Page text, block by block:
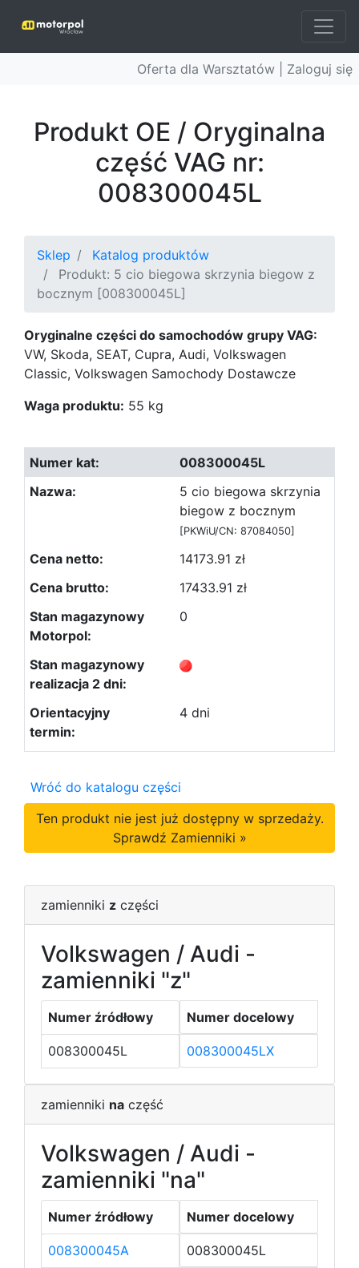
Oferta dla Warsztatów | Zaloguj się
Produkt OE / Oryginalna
część VAG nr:
008300045L
Sklep
Katalog produktów
Produkt: 5 cio biegowa skrzynia biegow z
bocznym [008300045L]
Oryginalne części do samochodów grupy VAG:
VW, Skoda, SEAT, Cupra, Audi, Volkswagen
Classic, Volkswagen Samochody Dostawcze
Waga produktu: 55 kg
008300045L
5 cio biegowa skrzynia
biegow z bocznym
[PKWiU/CN: 87084050]
14173.91 zł
17433.91 zł
0
4 dni
Wróć do katalogu części
Ten produkt nie jest już dostępny w sprzedaży.
Sprawdź Zamienniki »
zamienniki z części
Volkswagen / Audi -
zamienniki "z"
Numer źródłowy Numer docelowy
008300045L 008300045LX
zamienniki na część
Volkswagen / Audi -
zamienniki "na"
Numer źródłowy Numer docelowy
008300045A 008300045L